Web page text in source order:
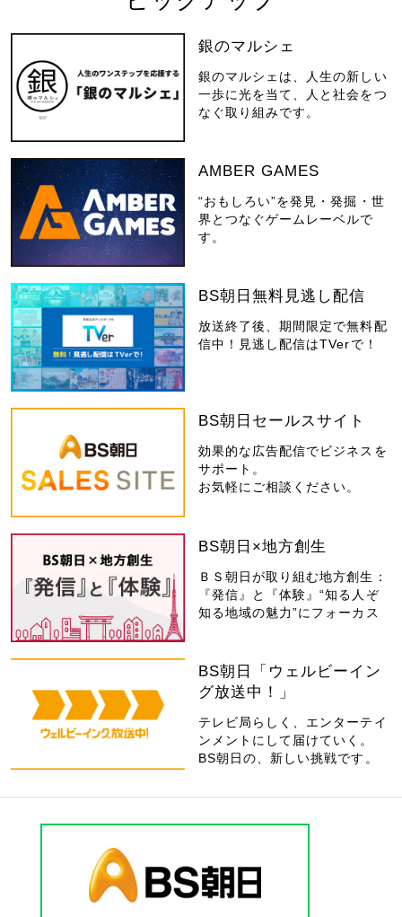
銀のマルシェ
銀のマルシェは、人生の新しい
一歩に光を当て、人と社会をつ
なぐ取り組みです。
AMBER GAMES
“おもしろい”を発見・発掘・世
界とつなぐゲームレーベルで
す。
BS朝日無料見逃し配信
放送終了後、期間限定で無料配
信中！見逃し配信はTVerで！
BS朝日セールスサイト
効果的な広告配信でビジネスを
サポート。
お気軽にご相談ください。
BS朝日×地方創生
ＢＳ朝日が取り組む地方創生：
『発信』と『体験』“知る人ぞ
知る地域の魅力”にフォーカス
BS朝日「ウェルビーイン
グ放送中！」
テレビ局らしく、エンターテイ
ンメントにして届けていく。
BS朝日の、新しい挑戦です。